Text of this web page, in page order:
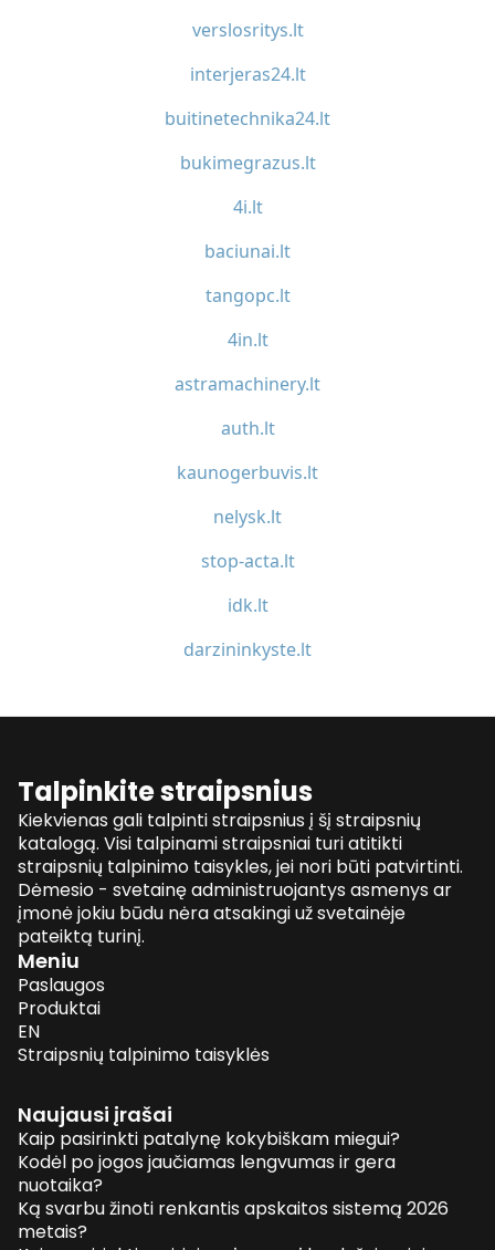
verslosritys.lt
interjeras24.lt
buitinetechnika24.lt
bukimegrazus.lt
4i.lt
baciunai.lt
tangopc.lt
4in.lt
astramachinery.lt
auth.lt
kaunogerbuvis.lt
nelysk.lt
stop-acta.lt
idk.lt
darzininkyste.lt
Talpinkite straipsnius
Kiekvienas gali talpinti straipsnius į šį straipsnių
katalogą. Visi talpinami straipsniai turi atitikti
straipsnių talpinimo taisykles, jei nori būti patvirtinti.
Dėmesio - svetainę administruojantys asmenys ar
įmonė jokiu būdu nėra atsakingi už svetainėje
pateiktą turinį.
Meniu
Paslaugos
Produktai
EN
Straipsnių talpinimo taisyklės
Naujausi įrašai
Kaip pasirinkti patalynę kokybiškam miegui?
Kodėl po jogos jaučiamas lengvumas ir gera
nuotaika?
Ką svarbu žinoti renkantis apskaitos sistemą 2026
metais?